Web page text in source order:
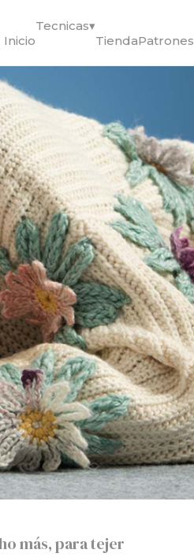
Inicio
Tecnicas▾
TiendaPatrones
más, para tejer